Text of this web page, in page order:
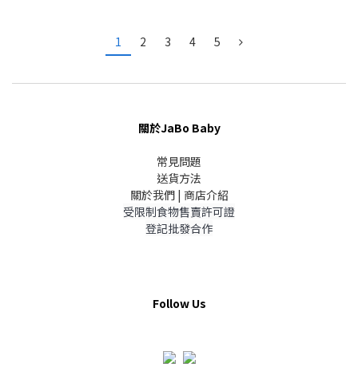
1 2 3 4 5
關於JaBo Baby
常見問題
送貨方法
關於我們 | 商店介紹
受限制食物售賣許可證
登記批發合作
Follow Us